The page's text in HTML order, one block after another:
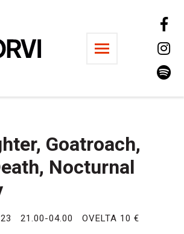
Ravintola Torvi
Goatroach,
Nocturnal
21.00-04.00 OVELTA 10 €